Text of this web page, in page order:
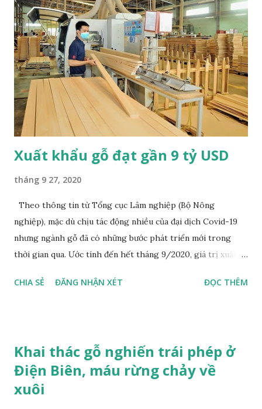
tố bị can đối với Lê Huy Vũ. Điều tra bước đầu xác định, Vũ có
2 tiền án về các tội "Cướp giật tài sản" và "Đánh bạc". Sau khi
ra tù, Vũ móc nối với một số đối tượng để mua gỗ lậu tại khu
vực biên giới thuộc địa phận xã Ia Mơr, huyện Chư Prông
(Gia Lai). Sau đó, Vũ dùng ô tô để chở gỗ về bán cho Doanh
nghiệp tư nhân Hùng Ny tại thôn Mỹ Thạch 3, thị trấn Chư
Sê, huyện Chư Sê do Ng...
Xuất khẩu gỗ đạt gần 9 tỷ USD
tháng 9 27, 2020
Theo thông tin từ Tổng cục Lâm nghiệp (Bộ Nông
nghiệp), mặc dù chịu tác động nhiều của đại dịch Covid-19
nhưng ngành gỗ đã có những bước phát triển mới trong
thời gian qua. Ước tính đến hết tháng 9/2020, giá trị xuất
khẩu gỗ và lâm sản 15 ngày đầu tháng 9/2020 đạt 565,6
gỗ và sản phẩm gỗ đạt 8,38 tỷ USD, tăng 11,2% so với cùng
kỳ. Năm thị trường xuất khẩu chính trong 8 tháng năm 2020
đạt 7,01 tỷ USD, chiếm 89,4% giá trị xuất khẩu lâm sản của
CHIA SẺ ĐĂNG NHẬN XÉT ĐỌC THÊM
Khai thác gỗ nghiến trái phép ở
Điện Biên, máu rừng chảy về
xuôi